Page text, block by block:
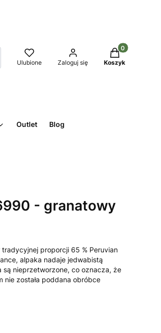
Ulubione Zaloguj się
Produkty w
Koszyk
Outlet Blog
- granatowy
tradycyjnej proporcji 65 % Peruvian
alpaka nadaje jedwabistą
są nieprzetworzone, co oznacza, że
nie została poddana obróbce